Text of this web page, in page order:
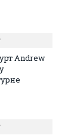
Andrew